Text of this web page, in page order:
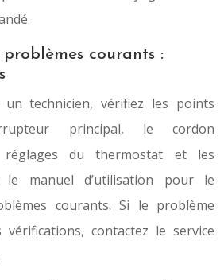
courants :
technicien, vérifiez les points
principal, le cordon
réglages du thermostat et les
le manuel d’utilisation pour le
courants. Si le problème
contactez le service